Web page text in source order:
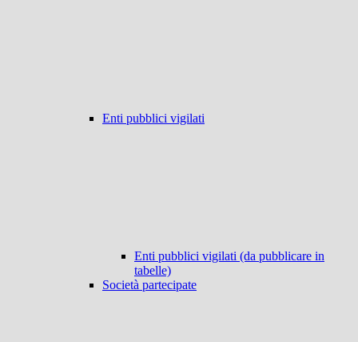
Enti pubblici vigilati
Enti pubblici vigilati (da pubblicare in
tabelle)
Società partecipate